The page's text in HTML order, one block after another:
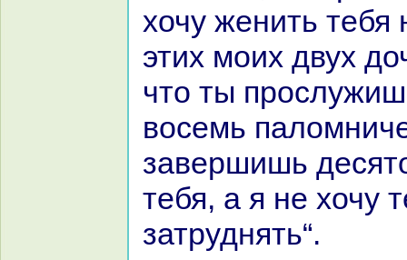
хочу женить тебя
этих моих двух
что ты
восемь
завершишь
тебя, а я не хочу
затруднять“.